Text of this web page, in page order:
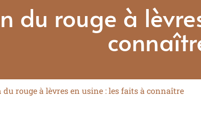
à lèvres
Yeux
Crayon à sourcils
Eye-liner
du rouge à
rouge à lèvres en usine : les faits à connaître